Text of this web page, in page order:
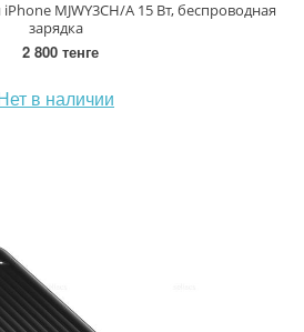
MJWY3CH/A 15 Вт, беспроводная
зарядка
2 800 тенге
в наличии